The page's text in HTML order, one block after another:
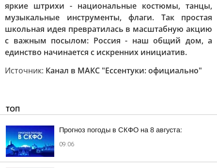
яркие штрихи - национальные костюмы, танцы,
музыкальные инструменты, флаги. Так простая
школьная идея превратилась в масштабную акцию
с важным посылом: Россия - наш общий дом, а
единство начинается с искренних инициатив.
Источник: Канал в МАКС "Ессентуки: официально"
ТОП
Прогноз погоды в СКФО на 8 августа:
09:06